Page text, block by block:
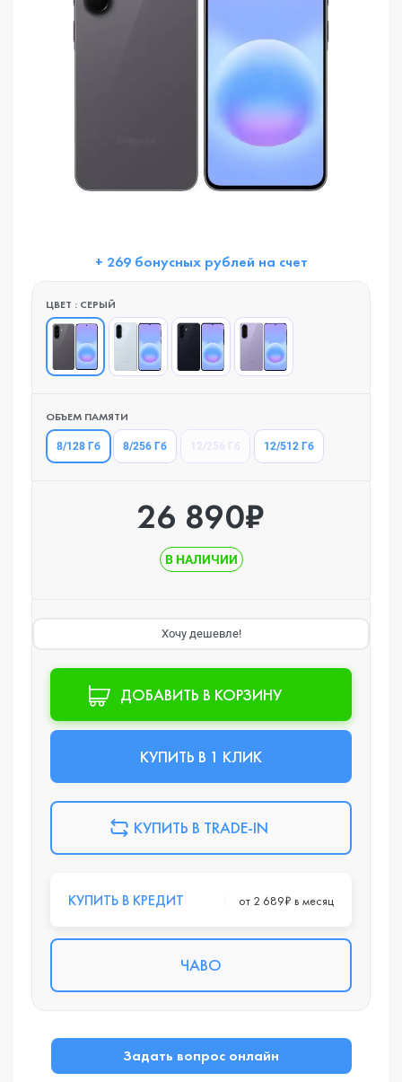
+ 269 бонусных рублей на счет
ЦВЕТ : СЕРЫЙ
ОБЪЕМ ПАМЯТИ
8/128 Гб 8/256 Гб 12/512 Гб
26 890₽
В НАЛИЧИИ
Хочу дешевле!
ДОБАВИТЬ В КОРЗИНУ
КУПИТЬ В 1 КЛИК
КУПИТЬ В TRADE-IN
КУПИТЬ В КРЕДИТ от 2 689₽ в месяц
ЧАВО
Задать вопрос онлайн